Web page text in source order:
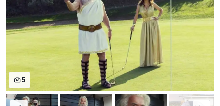
5